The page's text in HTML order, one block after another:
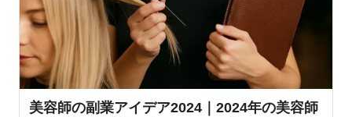
美容師の副業アイデア2024｜2024年の美容師